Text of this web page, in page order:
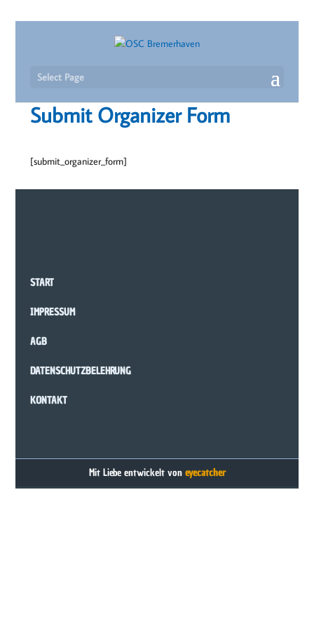
Select Page
Submit Organizer Form
[submit_organizer_form]
START
IMPRESSUM
AGB
DATENSCHUTZBELEHRUNG
KONTAKT
Mit Liebe entwickelt von eyecatcher